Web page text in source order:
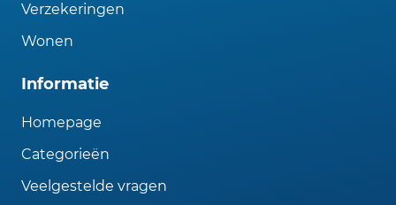
Verzekeringen
Wonen
Informatie
Homepage
Categorieën
Veelgestelde vragen